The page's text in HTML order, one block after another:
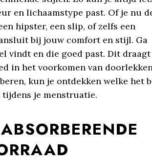
en lichaamstype past. Of je nu
hipster, een slip, of zelfs een
bij jouw comfort en stijl. Ga
vindt en die goed past. Dit
in het voorkomen van
kun je ontdekken welke het
je menstruatie.